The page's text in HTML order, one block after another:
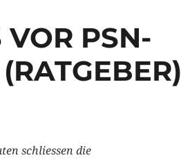
VOR PSN-
schliessen die